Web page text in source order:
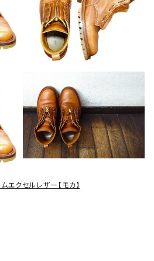
セルレザー【モカ】